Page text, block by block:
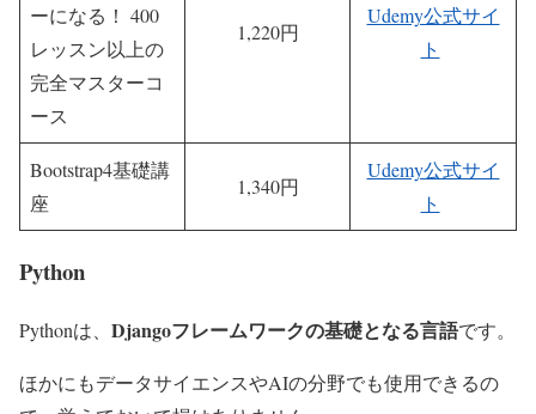
ーになる！ 400
レッスン以上の
完全マスターコ
ース
1,220円
Udemy公式サイ
ト
Bootstrap4基礎講
座
1,340円
Udemy公式サイ
ト
Python
Pythonは、 Djangoフレームワークの基礎となる言語です。
ほかにもデータサイエンスやAIの分野でも使用できるの